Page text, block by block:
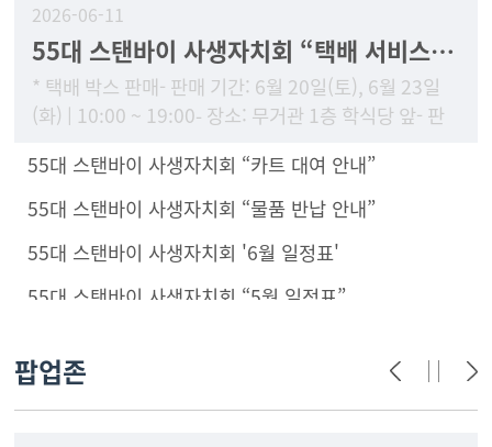
2026-06-11
55대 스탠바이 사생자치회 “택배 서비스 안내”
* 택배 박스 판매- 판매 기간: 6월 20일(토), 6월 23일
(화) | 10:00 ~ 19:00- 장소: 무거관 1층 학식당 앞- 판
55대 스탠바이 사생자치회 “카트 대여 안내”
55대 스탠바이 사생자치회 “물품 반납 안내”
55대 스탠바이 사생자치회 '6월 일정표'
55대 스탠바이 사생자치회 “5월 일정표”
팝업존